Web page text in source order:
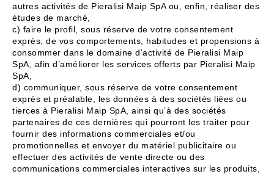
autres activités de Pieralisi Maip SpA ou, enfin, réaliser des
études de marché,
c) faire le profil, sous réserve de votre consentement
exprès, de vos comportements, habitudes et propensions à
consommer dans le domaine d’activité de Pieralisi Maip
SpA, afin d’améliorer les services offerts par Pieralisi Maip
SpA,
d) communiquer, sous réserve de votre consentement
exprès et préalable, les données à des sociétés liées ou
tierces à Pieralisi Maip SpA, ainsi qu’à des sociétés
partenaires de ces dernières qui pourront les traiter pour
fournir des informations commerciales et/ou
promotionnelles et envoyer du matériel publicitaire ou
effectuer des activités de vente directe ou des
communications commerciales interactives sur les produits,